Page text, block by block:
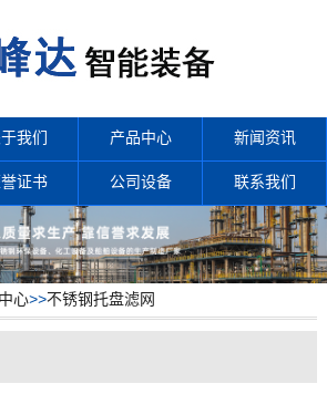
我们 产品中心 新闻资讯
证书 公司设备 联系我们
心>>不锈钢托盘滤网